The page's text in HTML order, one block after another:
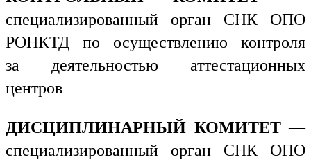
специализированный орган СНК ОПО
РОНКТД по осуществлению контроля
за деятельностью аттестационных
центров
ДИСЦИПЛИНАРНЫЙ КОМИТЕТ—
специализированный орган СНК ОПО